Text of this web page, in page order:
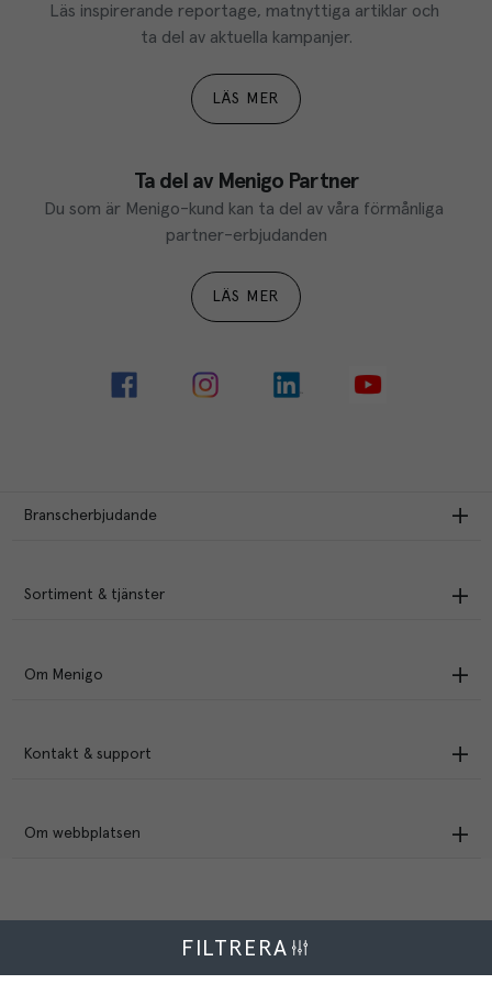
FILTRERA
Läs inspirerande reportage, matnyttiga artiklar och
ta del av aktuella kampanjer.
LÄS MER
Ta del av Menigo Partner
Du som är Menigo-kund kan ta del av våra förmånliga
partner-erbjudanden
LÄS MER
Branscherbjudande
Sortiment & tjänster
Om Menigo
Kontakt & support
Om webbplatsen
Menigo Foodservice AB